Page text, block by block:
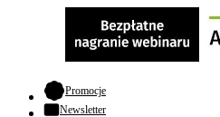
Promocje- otwiera się w nowej karcie
Newsletter